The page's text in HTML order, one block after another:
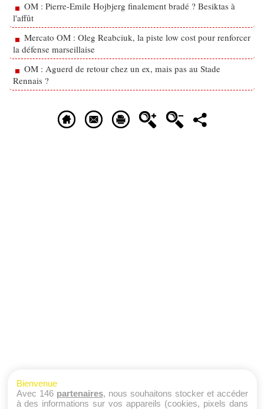
OM : Pierre-Emile Hojbjerg finalement bradé ? Besiktas à
l'affût
Mercato OM : Oleg Reabciuk, la piste low cost pour renforcer
la défense marseillaise
OM : Aguerd de retour chez un ex, mais pas au Stade
Rennais ?
Bienvenue
Avec 146 partenaires, nous souhaitons stocker et accéder
à des informations sur vos appareils (cookies, pixels dans